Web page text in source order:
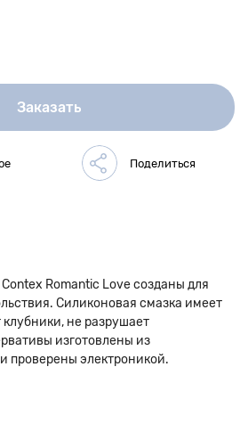
Заказать
Romantic Love созданы для
Силиконовая смазка имеет
не разрушает
изготовлены из
проверены электроникой.